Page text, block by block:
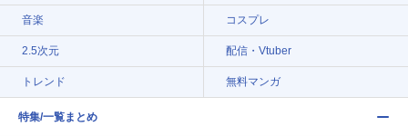
音楽 コスプレ
2.5次元 配信・Vtuber
トレンド 無料マンガ
特集/一覧まとめ